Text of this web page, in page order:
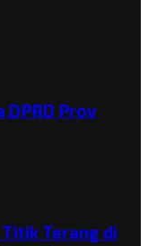
DPRD Prov
Terang di